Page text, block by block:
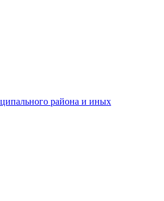
района и иных